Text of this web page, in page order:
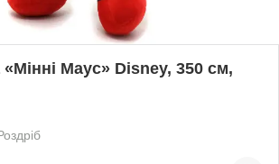
Маус» Disney, 350 см,